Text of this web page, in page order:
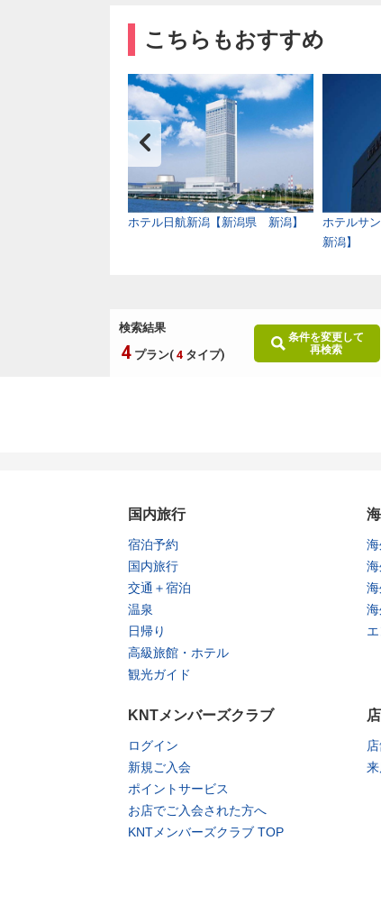
検索結果
4 プラン( 4 タイプ)
条件を変更して
再検索
こちらもおすすめ
ホテル日航新潟【新潟県 新潟】
ホテルサ
新潟】
国内旅行
宿泊予約
国内旅行
交通＋宿泊
温泉
日帰り
高級旅館・ホテル
観光ガイド
KNTメンバーズクラブ
ログイン
新規ご入会
ポイントサービス
お店でご入会された方へ
KNTメンバーズクラブ TOP